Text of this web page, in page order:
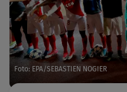
Foto: EPA/SEBASTIEN NOGIER